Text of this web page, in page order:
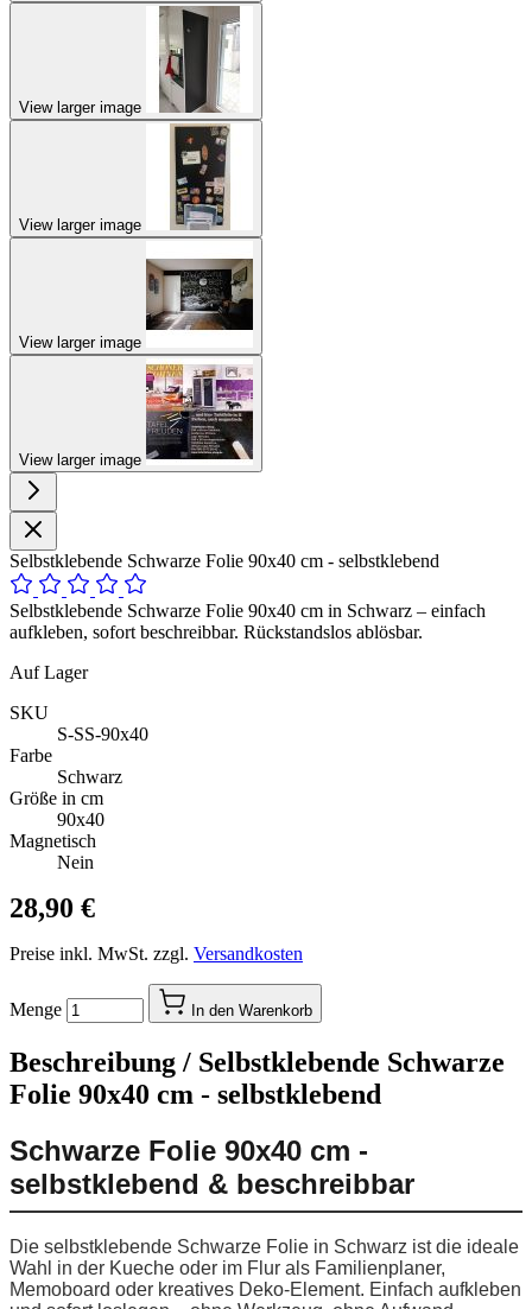
View larger image
View larger image
View larger image
View larger image
Selbstklebende Schwarze Folie 90x40 cm - selbstklebend
Selbstklebende Schwarze Folie 90x40 cm in Schwarz – einfach
aufkleben, sofort beschreibbar. Rückstandslos ablösbar.
Auf Lager
SKU
S-SS-90x40
Farbe
Schwarz
Größe in cm
90x40
Magnetisch
Nein
28,90 €
Preise inkl. MwSt. zzgl. Versandkosten
Menge In den Warenkorb
Beschreibung / Selbstklebende Schwarze
Folie 90x40 cm - selbstklebend
Schwarze Folie 90x40 cm -
selbstklebend & beschreibbar
Die selbstklebende Schwarze Folie in Schwarz ist die ideale
Wahl in der Kueche oder im Flur als Familienplaner,
Memoboard oder kreatives Deko-Element. Einfach aufkleben